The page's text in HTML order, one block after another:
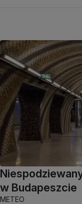
w Budapeszcie
METEO